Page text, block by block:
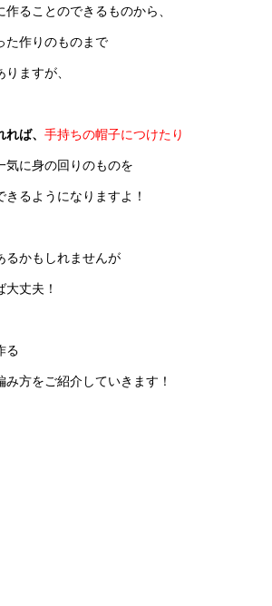
ることのできるものから、
た作りのものまで
ますが、
ば、 手持ちの帽子につけたり
気に身の回りのものを
るようになりますよ！
るかもしれませんが
丈夫！
る
方をご紹介していきます！